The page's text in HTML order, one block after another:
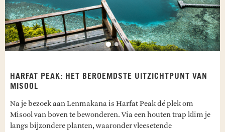
HARFAT PEAK: HET BEROEMDSTE UITZICHTPUNT VAN
MISOOL
Na je bezoek aan Lenmakana is Harfat Peak dé plek om
Misool van boven te bewonderen. Via een houten trap klim je
langs bijzondere planten, waaronder vleesetende